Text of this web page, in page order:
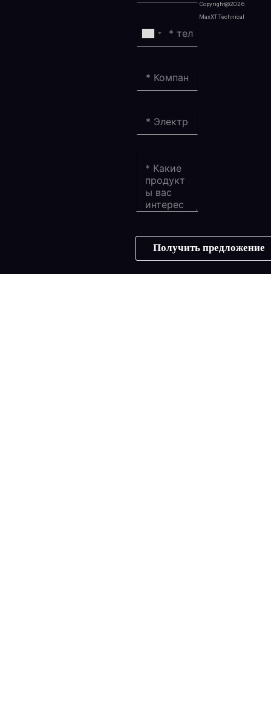
Copyright@2026
MaxXT Technical
Получить предложение